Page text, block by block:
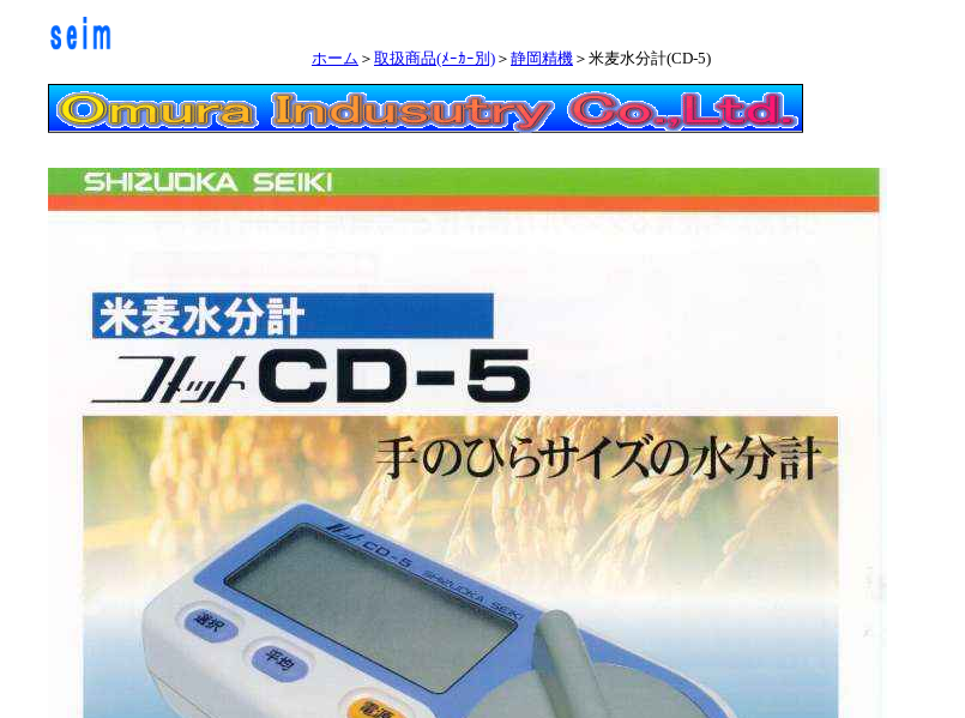
ホーム ＞ 取扱商品(ﾒｰｶｰ別) ＞ 静岡精機 ＞米麦水分計(CD-5)